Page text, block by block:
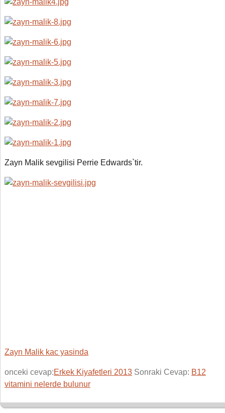
Zayn Malik sevgilisi Perrie Edwards`tir.
Zayn Malik kac yasinda
onceki cevap:Erkek Kiyafetleri 2013 Sonraki Cevap: B12
vitamini nelerde bulunur